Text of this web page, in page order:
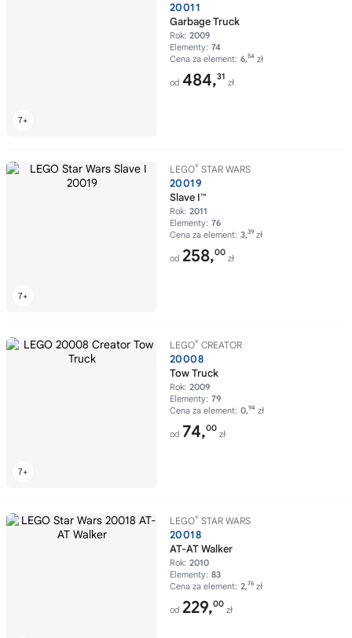
20011
Garbage Truck
Rok: 2009
Elementy: 74
Cena za element: 6,54 zł
od 484,31
zł
LEGO® STAR WARS
20019
Slave I™
Rok: 2011
Elementy: 76
Cena za element: 3,39 zł
od 258,00
zł
LEGO® CREATOR
20008
Tow Truck
Rok: 2009
Elementy: 79
Cena za element: 0,94 zł
od 74,00
zł
LEGO® STAR WARS
20018
AT-AT Walker
Rok: 2010
Elementy: 83
Cena za element: 2,76 zł
od 229,00
zł